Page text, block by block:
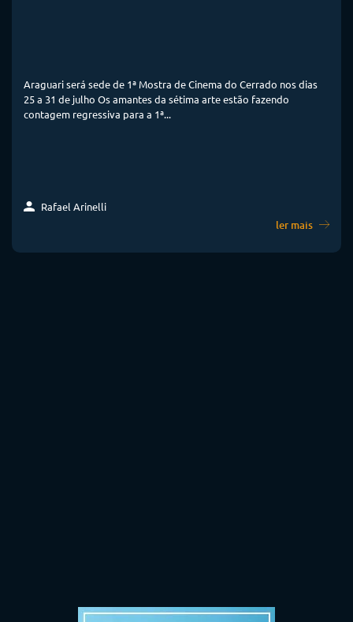
Araguari será sede de 1ª Mostra de Cinema do Cerrado nos dias
25 a 31 de julho Os amantes da sétima arte estão fazendo
contagem regressiva para a 1ª...
Rafael Arinelli
ler mais